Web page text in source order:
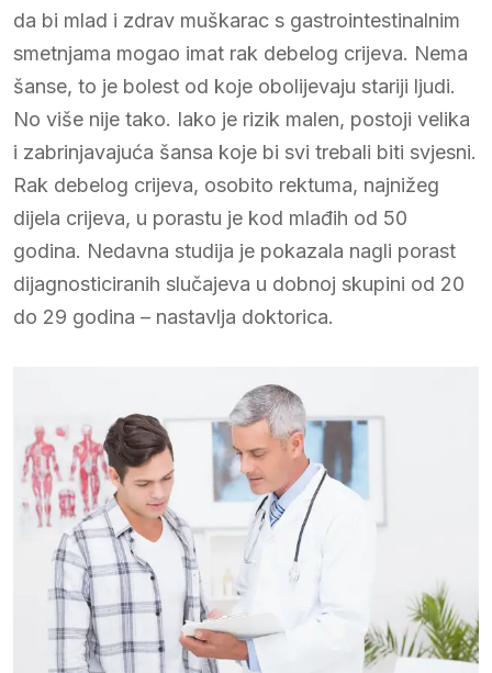
da bi mlad i zdrav muškarac s gastrointestinalnim
smetnjama mogao imat rak debelog crijeva. Nema
šanse, to je bolest od koje obolijevaju stariji ljudi.
No više nije tako. Iako je rizik malen, postoji velika
i zabrinjavajuća šansa koje bi svi trebali biti svjesni.
Rak debelog crijeva, osobito rektuma, najnižeg
dijela crijeva, u porastu je kod mlađih od 50
godina. Nedavna studija je pokazala nagli porast
dijagnosticiranih slučajeva u dobnoj skupini od 20
do 29 godina – nastavlja doktorica.